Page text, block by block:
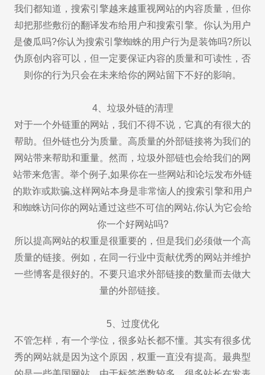
我们都知道，搜索引擎越来越重视网站的内容质量，但你
却把那些敷衍的翻译发布给用户和搜索引擎。你认为用户
是傻瓜吗?你认为搜索引擎蜘蛛的用户行为是装饰吗?所以
伪原创内容可以，但一定要保证内容的质量和可读性，否
则你的行为只会在未来给你的网站留下不好的影响。
4、垃圾外链的清理
对于一个外链重的网站，我们不得不说，它真的有很大的
帮助。但外链也分为质量。高质量的外部链接将为我们的
网站带来帮助和重量。然而，垃圾外部链也会给我们的网
站带来危害。举个例子,如果你在一些网站和论坛发布外链
的欺诈或欺骗,这样网站本身是非常恼人的搜索引擎和用户
和蜘蛛访问你的网站通过这些不可信的网站,你认为它会给
你一个好网站吗?
所以提高网站的权重是很重要的，但是我们必须做一个高
质量的链接。例如，在同一行业中贡献优秀的网站并维护
一些博客是很好的。不要只追求外部链接的数量而去做大
量的外部链接。
5、过度优化
不管怎样，有一个学位，很多站长都不懂。其实有很多优
秀的网站就是因为这个原因，权重一直没有提高。最典型